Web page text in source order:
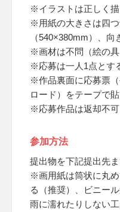
※イラストは正しく描
※用紙の大きさは四
（540×380mm）、向
※画材は不問（絵の具
※応募は一人1点とす
※作品裏面に応募票
ロード）をテープで
※応募作品は返却不可
参加方法
提出物を下記提出先
※画用紙は筒状に丸
る（推奨）、ビニー
雨に濡れたりしない